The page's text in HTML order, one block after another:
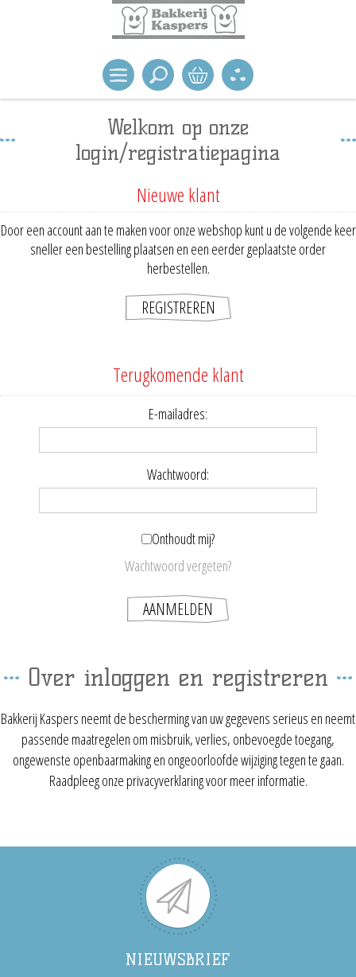
Welkom op onze
login/registratiepagina
Nieuwe klant
Door een account aan te maken voor onze webshop kunt u de volgende keer
sneller een bestelling plaatsen en een eerder geplaatste order
herbestellen.
Terugkomende klant
E-mailadres:
Wachtwoord:
Onthoudt mij?
Wachtwoord vergeten?
Over inloggen en registreren
Bakkerij Kaspers neemt de bescherming van uw gegevens serieus en neemt
passende maatregelen om misbruik, verlies, onbevoegde toegang,
ongewenste openbaarmaking en ongeoorloofde wijziging tegen te gaan.
Raadpleeg onze privacyverklaring voor meer informatie.
NIEUWSBRIEF